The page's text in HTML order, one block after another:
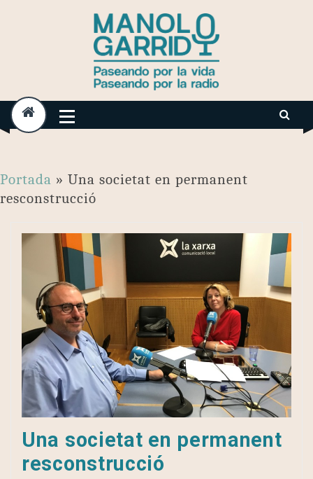
Portada » Una societat en permanent
resconstrucció
Una societat en permanent
resconstrucció